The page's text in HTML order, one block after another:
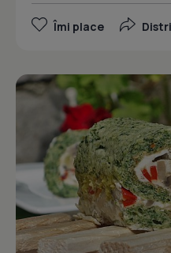
Îmi place